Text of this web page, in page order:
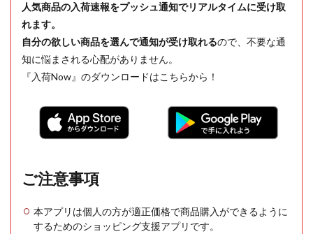
人気商品の入荷速報をプッシュ通知でリアルタイムに受け取
れます。
自分の欲しい商品を選んで通知が受け取れるので、不要な通
知に悩まされる心配がありません。
『入荷Now』のダウンロードはこちらから！
ご注意事項
本アプリは個人の方が適正価格で商品購入ができるように
するためのショッピング支援アプリです。